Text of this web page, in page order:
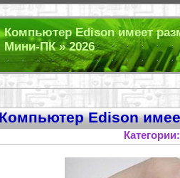
Компьютер Edison имеет
Мини-ПК » 2026
Edison